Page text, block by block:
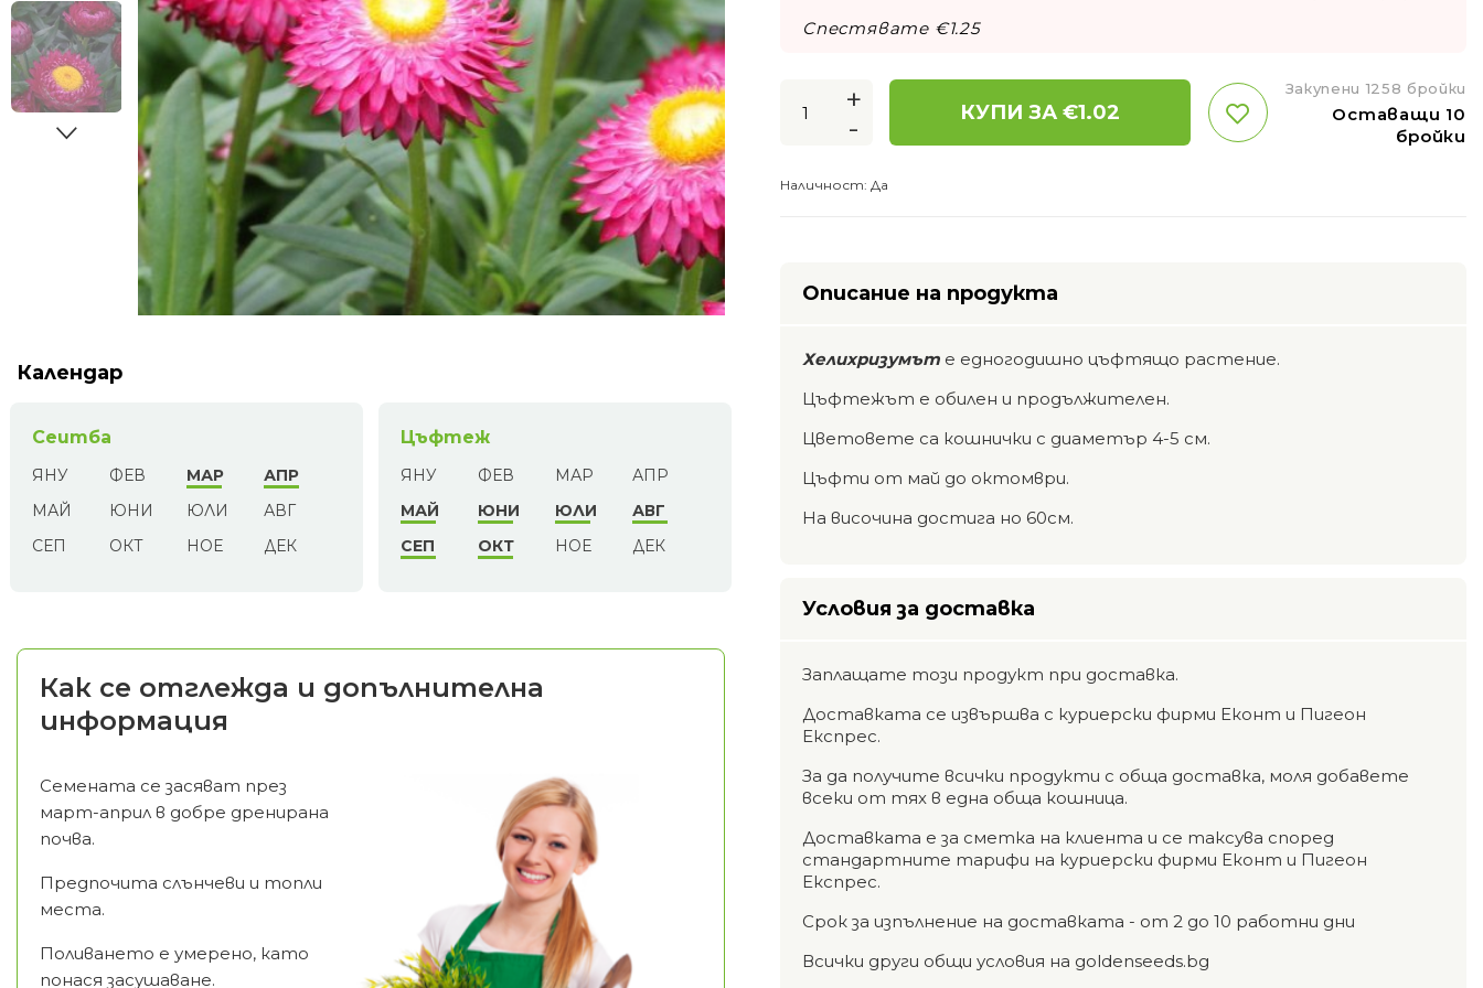
Календар
Сеитба
ЯНУ ФЕВ МАР
АПР
МАЙ
ЮНИ ЮЛИ
АВГ
СЕП
ОКТ НОЕ ДЕК
Цъфтеж
ЯНУ ФЕВ МАР
АПР
МАЙ
ЮНИ ЮЛИ
АВГ
СЕП
ОКТ НОЕ ДЕК
Как се отглежда и допълнителна
информация
Семената се засяват през
март-април в добре дренирана
почва.
Предпочита слънчеви и топли
места.
Поливането е умерено, като
понася засушаване.
Спестявате €1.25
+
-
КУПИ ЗА €1.02
Закупени 1258 бройки
Оставащи 10
бройки
Наличност: Да
Описание на продукта
Хелихризумът е едногодишно цъфтящо растение.
Цъфтежът е обилен и продължителен.
Цветовете са кошнички с диаметър 4-5 см.
Цъфти от май до октомври.
На височина достига но 60см.
Условия за доставка
Заплащате този продукт при доставка.
Доставката се извършва с куриерски фирми Еконт и Пигеон
Експрес.
За да получите всички продукти с обща доставка, моля добавете
всеки от тях в една обща кошница.
Доставката е за сметка на клиента и се таксува според
стандартните тарифи на куриерски фирми Еконт и Пигеон
Експрес.
Срок за изпълнение на доставката - от 2 до 10 работни дни
Всички други общи условия на goldenseeds.bg